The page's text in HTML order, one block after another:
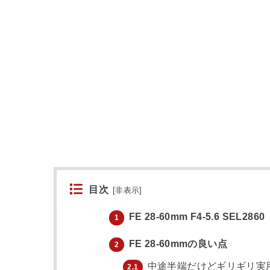
目次 [非表示
1 FE 28-60mm F4-5.6 SEL2860
2 FE 28-60mmの良い点
2.1 中途半端だけどギリギリ実